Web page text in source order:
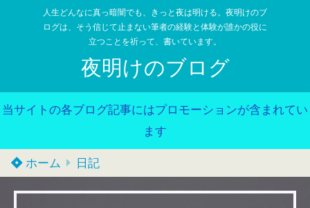
人生どんなに真っ暗闇でも、きっと夜は明ける。夜明けのブ
ログは、そう信じて止まない筆者の経験と体験が誰かの役に
立つことを祈って、書いています。
夜明けのブログ
当サイトの各ブログ記事にはプロモーションが含まれてい
ます
ホーム 日記